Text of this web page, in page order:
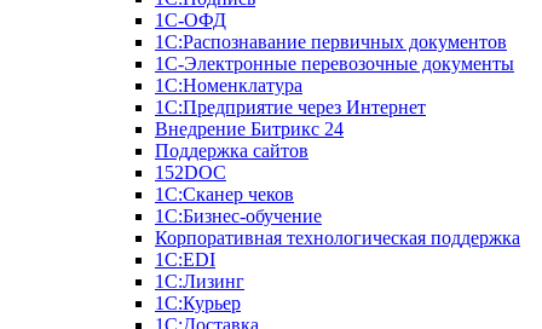
1С-ОФД
1С:Распознавание первичных документов
1С-Электронные перевозочные документы
1С:Номенклатура
1С:Предприятие через Интернет
Внедрение Битрикс 24
Поддержка сайтов
152DOC
1С:Сканер чеков
1С:Бизнес-обучение
Корпоративная технологическая поддержка
1С:ЕDI
1С:Лизинг
1С:Курьер
1С:Доставка